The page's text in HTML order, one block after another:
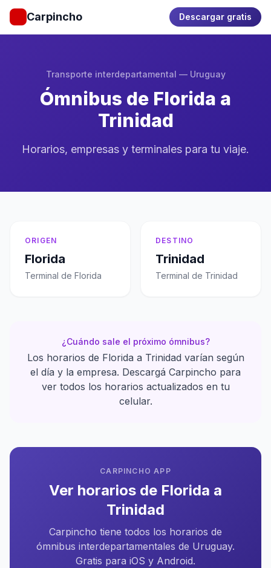
Carpincho Descargar gratis
Transporte interdepartamental — Uruguay
Ómnibus de Florida a
Trinidad
Horarios, empresas y terminales para tu viaje.
ORIGEN
Florida
Terminal de Florida
DESTINO
Trinidad
Terminal de Trinidad
¿Cuándo sale el próximo ómnibus?
Los horarios de Florida a Trinidad varían según
el día y la empresa. Descargá Carpincho para
ver todos los horarios actualizados en tu
celular.
CARPINCHO APP
Ver horarios de Florida a
Trinidad
Carpincho tiene todos los horarios de
ómnibus interdepartamentales de Uruguay.
Gratis para iOS y Android.